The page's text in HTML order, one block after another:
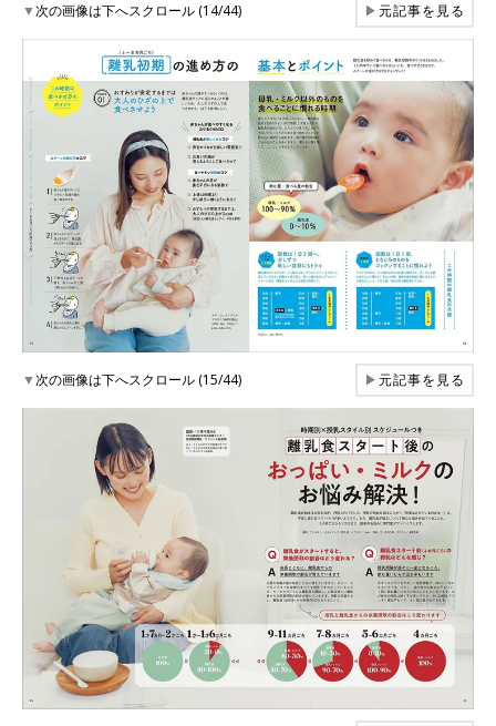
▼次の画像は下へスクロール (14/44) ▶元記事を見る
▼次の画像は下へスクロール (15/44) ▶元記事を見る